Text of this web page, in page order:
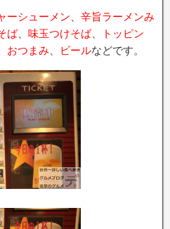
ーシューメン
辛旨ラーメンみ
ば、 味玉つけそば、
トッピン
おつまみ ビールなどです。